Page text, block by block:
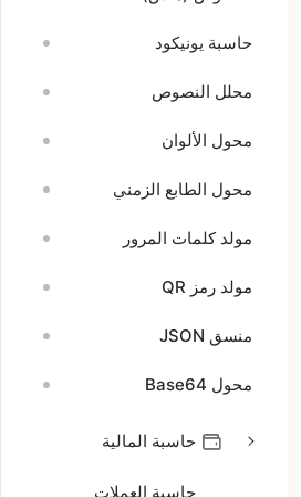
حاسبة يونيكود
محلل النصوص
محول الألوان
محول الطابع الزمني
مولد كلمات المرور
مولد رمز QR
منسق JSON
محول Base64
حاسبة المالية
حاسبة العملات